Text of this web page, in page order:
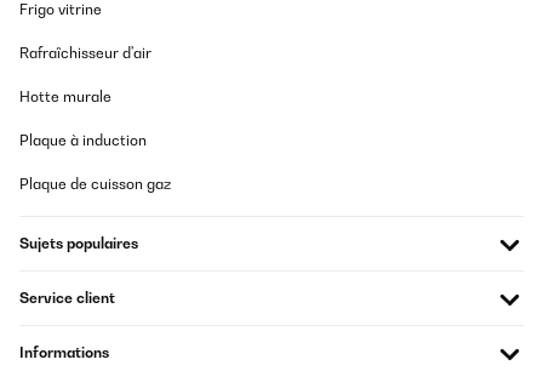
intensiv und er sieht aus wie am ersten Tag. Die
Regen bleibt alles darunter trocken.Fazit: Eine Investition, die sich
uns noch viele Jahre Freude bereiten!
Amazon-Benutzer
ottimo prodotto di buona fattura e pratico ,il tutto si può
Frigo vitrine
Rafraîchisseur d'air
Hotte murale
Plaque à induction
Plaque de cuisson gaz
Sujets populaires
Service client
Informations